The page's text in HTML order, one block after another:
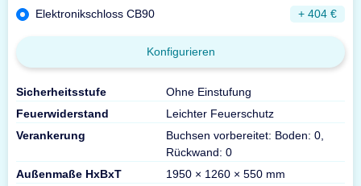
Elektronikschloss CB90
+ 404 €
Konfigurieren
Sicherheitsstufe
Ohne Einstufung
Feuerwiderstand
Leichter Feuerschutz
Verankerung
Buchsen vorbereitet: Boden: 0,
Rückwand: 0
Außenmaße HxBxT
1950 × 1260 × 550 mm